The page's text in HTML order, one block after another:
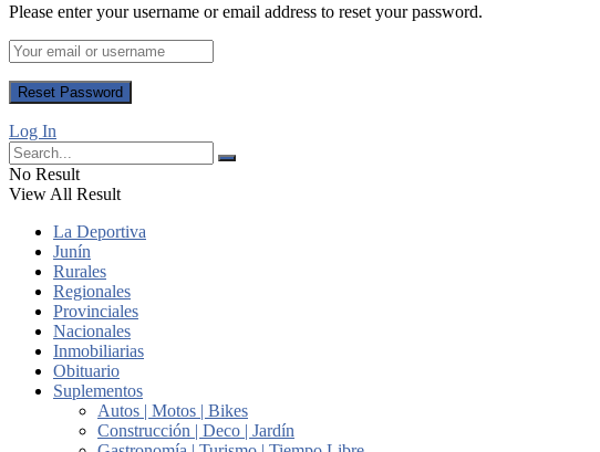
Please enter your username or email address to reset your password.
Log In
No Result
View All Result
La Deportiva
Junín
Rurales
Regionales
Provinciales
Nacionales
Inmobiliarias
Obituario
Suplementos
Autos | Motos | Bikes
Construcción | Deco | Jardín